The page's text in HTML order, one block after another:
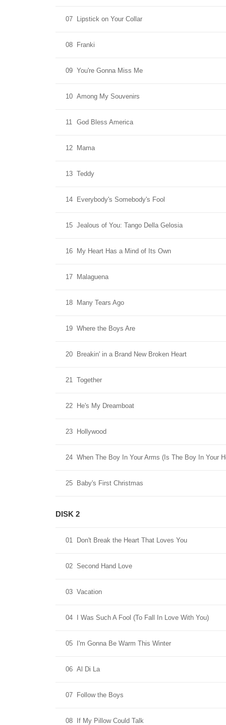
07 Lipstick on Your Collar
08 Franki
09 You're Gonna Miss Me
10 Among My Souvenirs
11 God Bless America
12 Mama
13 Teddy
14 Everybody's Somebody's Fool
15 Jealous of You: Tango Della Gelosia
16 My Heart Has a Mind of Its Own
17 Malaguena
18 Many Tears Ago
19 Where the Boys Are
20 Breakin' in a Brand New Broken Heart
21 Together
22 He's My Dreamboat
23 Hollywood
24 When The Boy In Your Arms (Is The Boy In Your
25 Baby's First Christmas
DISK 2
01 Don't Break the Heart That Loves You
02 Second Hand Love
03 Vacation
04 I Was Such A Fool (To Fall In Love With You)
05 I'm Gonna Be Warm This Winter
06 Al Di La
07 Follow the Boys
08 If My Pillow Could Talk